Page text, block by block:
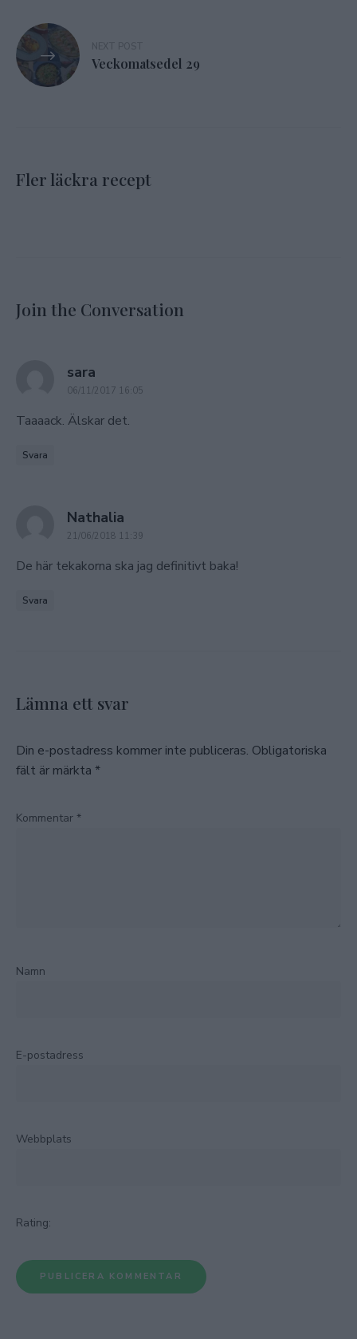
Veckomatsedel 29
Fler läckra recept
Join the Conversation
sara
06/11/2017 16:05
Taaaack. Älskar det.
Svara
Nathalia
21/06/2018 11:39
De här tekakorna ska jag definitivt baka!
Svara
Lämna ett svar
Din e-postadress kommer inte publiceras. Obligatoriska
fält är märkta *
Kommentar *
Namn
E-postadress
Webbplats
Rating: